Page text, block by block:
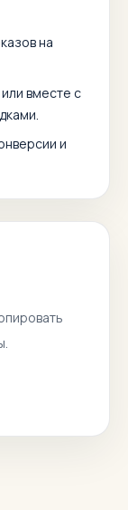
на
вместе с
и